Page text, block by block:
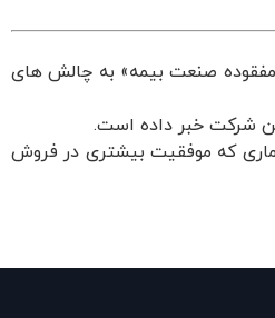
مفقوده صنعت بیمه» به چالش های
شرکت خبر داده است.
که موفقیت بیشتری در فروش